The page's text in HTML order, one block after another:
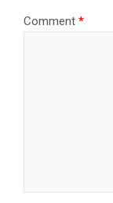
Comment *